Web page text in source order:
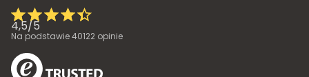
4,5/5
Na podstawie40122 opinie